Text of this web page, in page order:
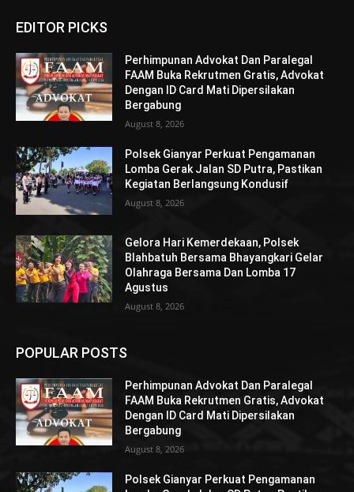
EDITOR PICKS
Perhimpunan Advokat Dan Paralegal
FAAM Buka Rekrutmen Gratis, Advokat
Dengan ID Card Mati Dipersilakan
Bergabung
August 8, 2026
Polsek Gianyar Perkuat Pengamanan
Lomba Gerak Jalan SD Putra, Pastikan
Kegiatan Berlangsung Kondusif
August 8, 2026
Gelora Hari Kemerdekaan, Polsek
Blahbatuh Bersama Bhayangkari Gelar
Olahraga Bersama Dan Lomba 17
Agustus
August 8, 2026
POPULAR POSTS
Perhimpunan Advokat Dan Paralegal
FAAM Buka Rekrutmen Gratis, Advokat
Dengan ID Card Mati Dipersilakan
Bergabung
August 8, 2026
Polsek Gianyar Perkuat Pengamanan